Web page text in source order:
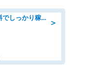
＞
自動車部品の検査/寮費無料でしっかり稼げる denso aichi